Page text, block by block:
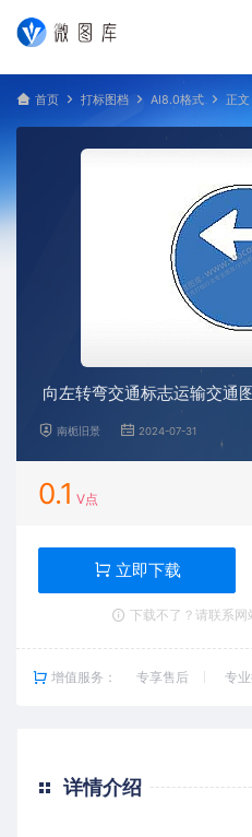
首页 打标图档 AI8.0格式 正文
向左转弯交通标志运输交通
南栀旧景 2024-07-31
0.1 V点
立即下载
下载不了？请联系网
增值服务： 专享售后 专
详情介绍